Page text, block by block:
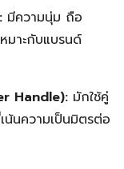
มีความนุ่ม ถือ
มาะกับแบรนด์
Handle): มักใช้คู่
นความเป็นมิตรต่อ